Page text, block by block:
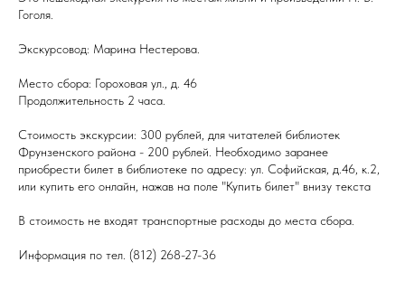
Гоголя.
Экскурсовод: Марина Нестерова.
Место сбора: Гороховая ул., д. 46
Продолжительность 2 часа.
Стоимость экскурсии: 300 рублей, для читателей библиотек
Фрунзенского района - 200 рублей. Необходимо заранее
приобрести билет в библиотеке по адресу: ул. Софийская, д.46, к.2,
или купить его онлайн, нажав на поле "Купить билет" внизу текста
В стоимость не входят транспортные расходы до места сбора.
Информация по тел. (812) 268-27-36